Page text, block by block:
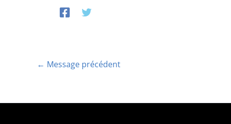
← Message précédent